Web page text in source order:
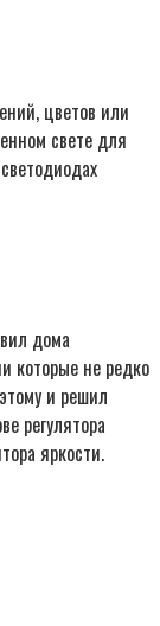
цветов или
свете для
дома
которые не редко
и решил
регулятора
яркости.